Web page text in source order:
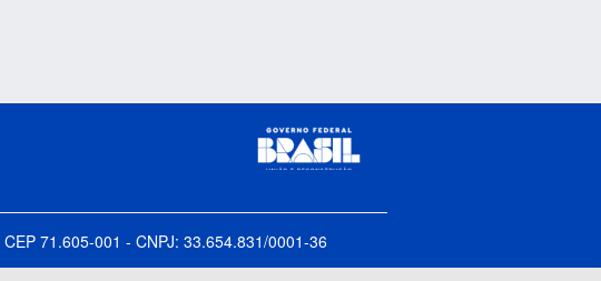
71.605-001 - CNPJ: 33.654.831/0001-36